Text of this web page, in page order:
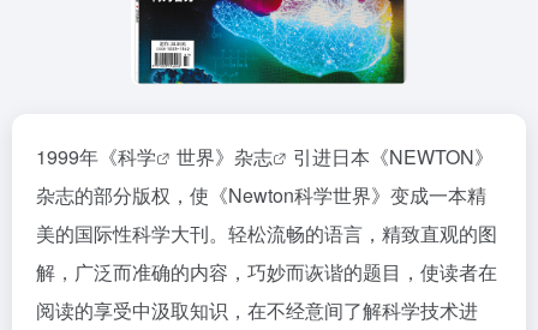
1999年《科学 世界》 杂志
引进日本《NEWTON》
杂志的部分版权，使《Newton科学世界》变成一本精
美的国际性科学大刊。轻松流畅的语言，精致直观的图
解，广泛而准确的内容，巧妙而诙谐的题目，使读者在
阅读的享受中汲取知识，在不经意间了解科学技术进